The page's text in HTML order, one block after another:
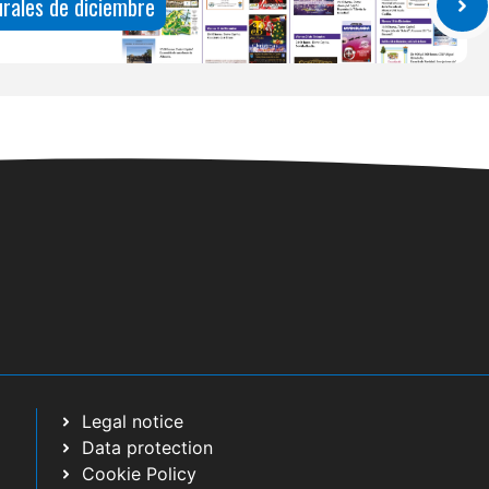
Legal notice
Data protection
Cookie Policy